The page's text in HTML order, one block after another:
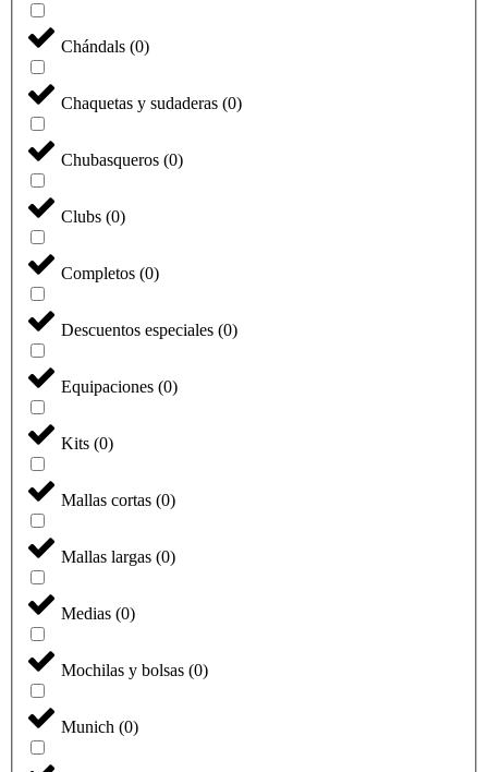
Chándals (0)
Chaquetas y sudaderas (0)
Chubasqueros (0)
Clubs (0)
Completos (0)
Descuentos especiales (0)
Equipaciones (0)
Kits (0)
Mallas cortas (0)
Mallas largas (0)
Medias (0)
Mochilas y bolsas (0)
Munich (0)